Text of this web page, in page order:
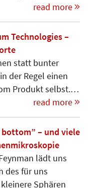
read more
Technologies –
statt bunter
der Regel einen
Produkt selbst.…
read more
– und viele
lädt uns
des für uns
Sphären